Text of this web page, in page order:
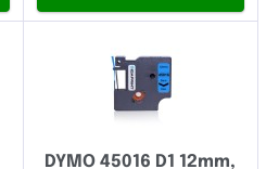
DYMO 45016 D1 12mm,